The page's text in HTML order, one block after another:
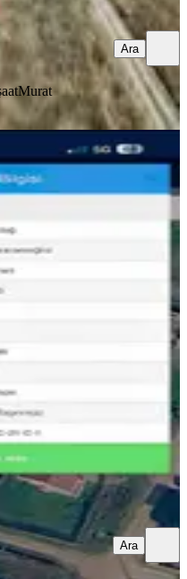
Murat
Ara
310
Villa Arsası
Ara